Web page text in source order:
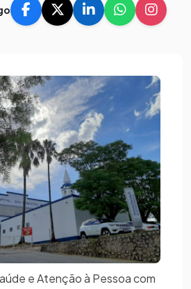
e Atenção à Pessoa com